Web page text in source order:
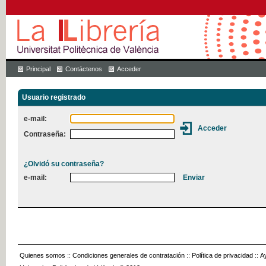
Principal Contáctenos Acceder
Usuario registrado
e-mail:
Contraseña:
¿Olvidó su contraseña?
e-mail:
Quienes somos :: Condiciones generales de contratación :: Política de privacidad ::